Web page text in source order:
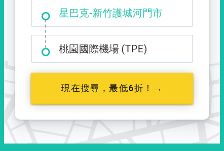
星巴克-新竹護城河門市
大霸尖山登山口
桃園國際機場 (TPE)
現在搜尋，最低6折！→